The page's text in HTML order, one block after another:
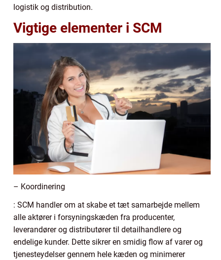
logistik og distribution.
Vigtige elementer i SCM
– Koordinering
: SCM handler om at skabe et tæt samarbejde mellem
alle aktører i forsyningskæden fra producenter,
leverandører og distributører til detailhandlere og
endelige kunder. Dette sikrer en smidig flow af varer og
tjenesteydelser gennem hele kæden og minimerer